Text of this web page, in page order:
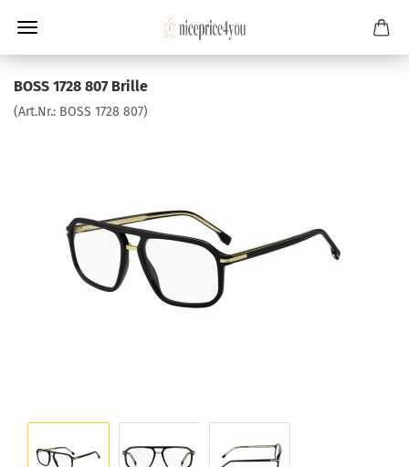
BOSS 1728 807 Brille
(Art.Nr.: BOSS 1728 807)